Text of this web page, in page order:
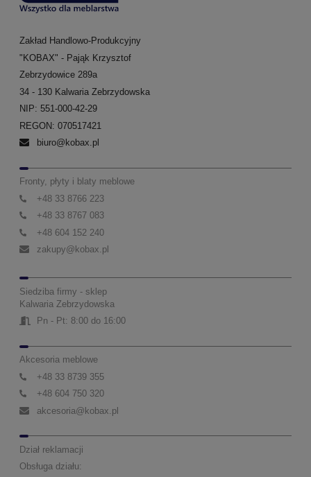
Zakład Handlowo-Produkcyjny
"KOBAX" - Pająk Krzysztof
Zebrzydowice 289a
34 - 130 Kalwaria Zebrzydowska
NIP: 551-000-42-29
REGON: 070517421
biuro@kobax.pl
Fronty, płyty i blaty meblowe
+48 33 8766 223
+48 33 8767 083
+48 604 152 240
zakupy@kobax.pl
Siedziba firmy - sklep
Kalwaria Zebrzydowska
Pn - Pt: 8:00 do 16:00
Akcesoria meblowe
+48 33 8739 355
+48 604 750 320
akcesoria@kobax.pl
Dział reklamacji
Obsługa działu: